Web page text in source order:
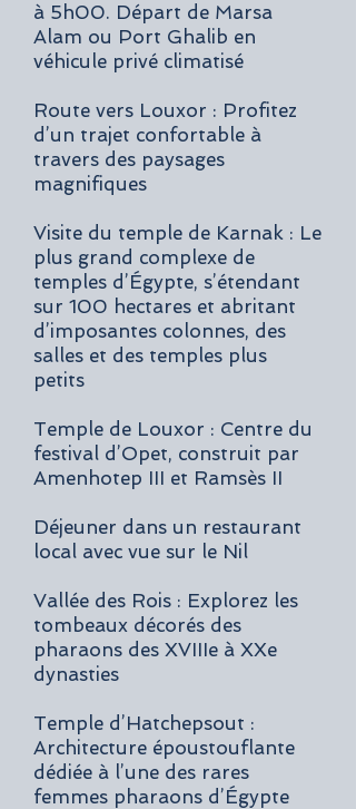
à 5h00. Départ de Marsa
Alam ou Port Ghalib en
véhicule privé climatisé
Route vers Louxor : Profitez
d’un trajet confortable à
travers des paysages
magnifiques
Visite du temple de Karnak : Le
plus grand complexe de
temples d’Égypte, s’étendant
sur 100 hectares et abritant
d’imposantes colonnes, des
salles et des temples plus
petits
Temple de Louxor : Centre du
festival d’Opet, construit par
Amenhotep III et Ramsès II
Déjeuner dans un restaurant
local avec vue sur le Nil
Vallée des Rois : Explorez les
tombeaux décorés des
pharaons des XVIIIe à XXe
dynasties
Temple d’Hatchepsout :
Architecture époustouflante
dédiée à l’une des rares
femmes pharaons d’Égypte